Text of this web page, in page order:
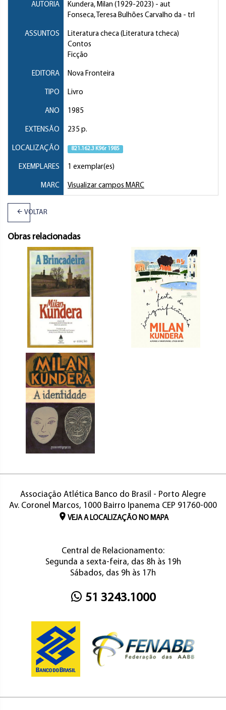
AUTORIA Kundera, Milan (1929-2023) - aut
Fonseca, Teresa Bulhões Carvalho da - trl
ASSUNTOS
Literatura checa (Literatura tcheca)
Contos
Ficção
EDITORA Nova Fronteira
TIPO Livro
ANO 1985
EXTENSÃO 235 p.
LOCALIZAÇÃO 821.162.3 K96r 1985
EXEMPLARES 1 exemplar(es)
MARC Visualizar campos MARC
VOLTAR
Obras relacionadas
Associação Atlética Banco do Brasil - Porto Alegre
Av. Coronel Marcos, 1000 Bairro Ipanema CEP 91760-000
VEJA A LOCALIZAÇÃO NO MAPA
Central de Relacionamento:
Segunda a sexta-feira, das 8h às 19h
Sábados, das 9h às 17h
51 3243.1000